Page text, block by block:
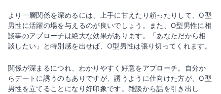
より一層関係を深めるには、上手に甘えたり頼ったりして、O型
男性に活躍の場を与えるのが良いでしょう。また、O型男性に相
談事のアプローチは絶大な効果があります。「あなただから相
談したい」と特別感を出せば、O型男性は張り切ってくれます。
関係が深まるにつれ、わかりやすく好意をアプローチ。自分か
らデートに誘うのもありですが、誘うように仕向けた方が、O型
男性を立てることになり好印象です。雑談から話を引き出し